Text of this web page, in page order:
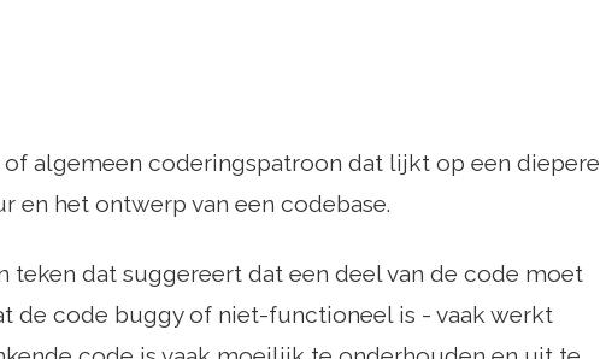
algemeen coderingspatroon dat lijkt op een diepere
en het ontwerp van een codebase.
teken dat suggereert dat een deel van de code moet
de code buggy of niet-functioneel is - vaak werkt